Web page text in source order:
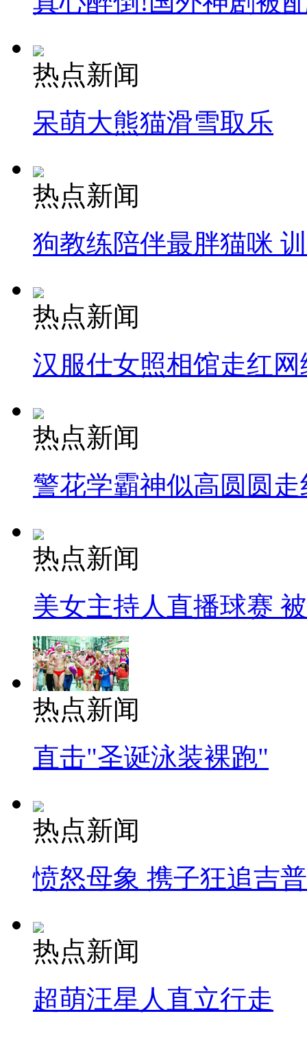
热点新闻
呆萌大熊猫滑雪取乐
热点新闻
狗教练陪伴最胖猫咪
热点新闻
汉服仕女照相馆走红网
热点新闻
警花学霸神似高圆圆走
热点新闻
美女主持人直播球赛
热点新闻
直击"圣诞泳装裸跑"
热点新闻
愤怒母象 携子狂追吉
热点新闻
超萌汪星人直立行走